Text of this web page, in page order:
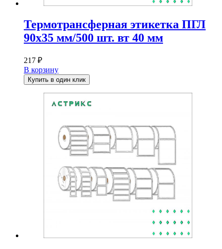
Термотрансферная этикетка ПГЛ
90х35 мм/500 шт. вт 40 мм
217 ₽
В корзину
Купить в один клик